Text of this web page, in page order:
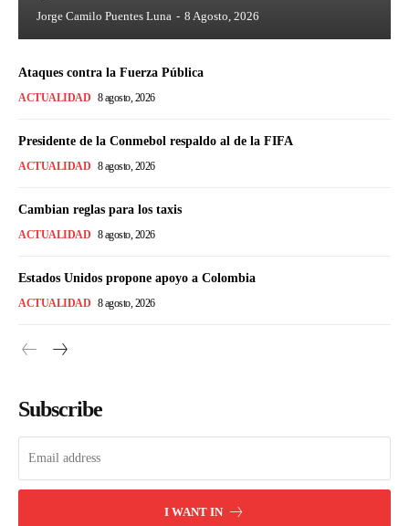
Jorge Camilo Puentes Luna - 8 Agosto, 2026
Ataques contra la Fuerza Pública
ACTUALIDAD 8 agosto, 2026
Presidente de la Conmebol respaldo al de la FIFA
ACTUALIDAD 8 agosto, 2026
Cambian reglas para los taxis
ACTUALIDAD 8 agosto, 2026
Estados Unidos propone apoyo a Colombia
ACTUALIDAD 8 agosto, 2026
Subscribe
I WANT IN